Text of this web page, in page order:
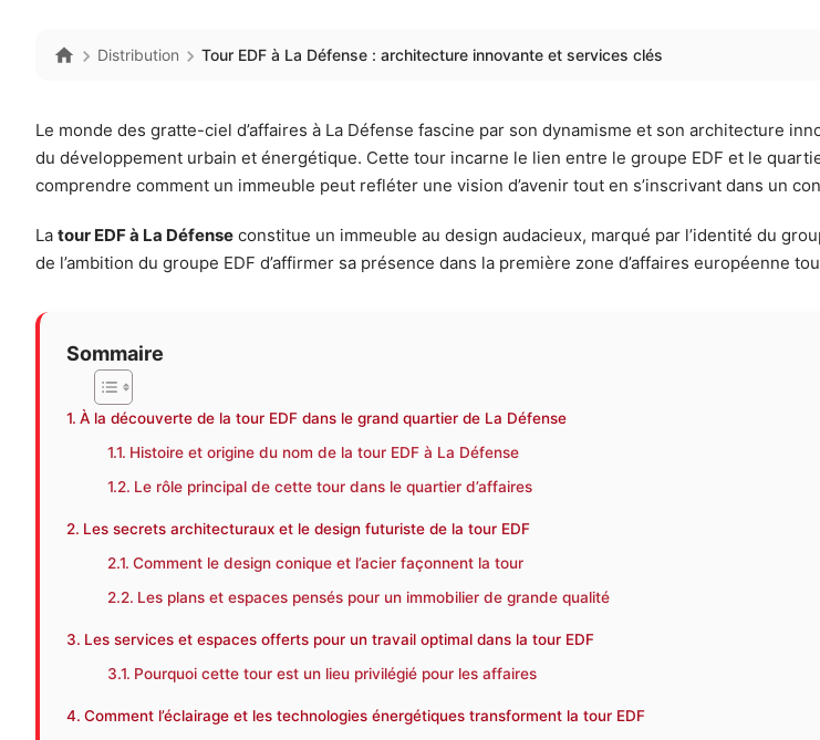
Distribution Tour EDF à La Défense : architecture innovante et services clés
Le monde des gratte-ciel d’affaires à La Défense fascine par son dynamisme et son architecture
du développement urbain et énergétique. Cette tour incarne le lien entre le groupe EDF et le
comprendre comment un immeuble peut refléter une vision d’avenir tout en s’inscrivant dans un
La tour EDF à La Défense constitue un immeuble au design audacieux, marqué par l’identité du
de l’ambition du groupe EDF d’affirmer sa présence dans la première zone d’affaires européenne
Sommaire
À la découverte de la tour EDF dans le grand quartier de La Défense
Histoire et origine du nom de la tour EDF à La Défense
Le rôle principal de cette tour dans le quartier d’affaires
Les secrets architecturaux et le design futuriste de la tour EDF
Comment le design conique et l’acier façonnent la tour
Les plans et espaces pensés pour un immobilier de grande qualité
Les services et espaces offerts pour un travail optimal dans la tour EDF
Pourquoi cette tour est un lieu privilégié pour les affaires
Comment l’éclairage et les technologies énergétiques transforment la tour EDF